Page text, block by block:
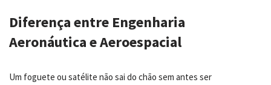
Diferença entre Engenharia
Aeronáutica e Aeroespacial
Um foguete ou satélite não sai do chão sem antes ser